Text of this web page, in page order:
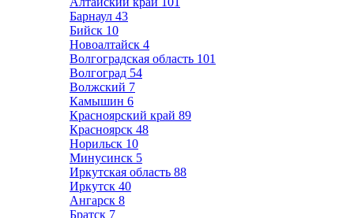
Барнаул 43
Бийск 10
Новоалтайск 4
Волгоградская область 101
Волгоград 54
Волжский 7
Камышин 6
Красноярский край 89
Красноярск 48
Норильск 10
Минусинск 5
Иркутская область 88
Иркутск 40
Ангарск 8
Братск 7